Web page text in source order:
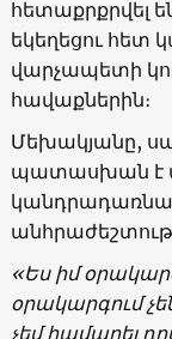
հետաքրքրվել
եկեղեցու հետ
վարչապետի
հավաքներին։
Մեխակյանը,
պատասխան է
կանդրադառնա
«Ես իմ
օրակարգում
չեմ համարել